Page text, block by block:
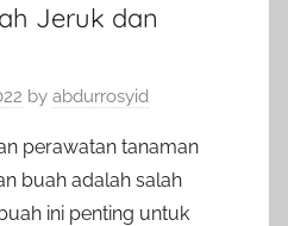
Jeruk dan
by abdurrosyid
perawatan tanaman
buah adalah salah
ini penting untuk